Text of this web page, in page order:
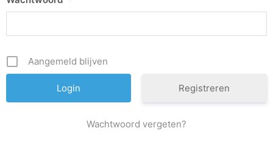
Aangemeld blijven
Registreren
Wachtwoord vergeten?